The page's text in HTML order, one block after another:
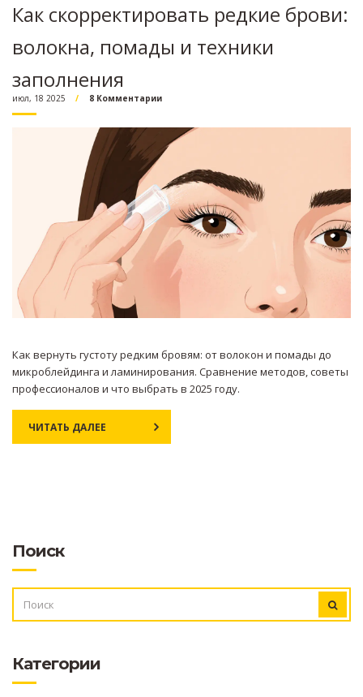
Как скорректировать редкие брови:
волокна, помады и техники
заполнения
июл, 18 2025 8 Комментарии
Как вернуть густоту редким бровям: от волокон и помады до
микроблейдинга и ламинирования. Сравнение методов, советы
профессионалов и что выбрать в 2025 году.
ЧИТАТЬ ДАЛЕЕ
Поиск
Категории